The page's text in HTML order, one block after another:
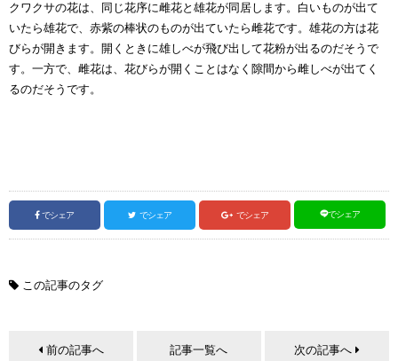
クワクサの花は、同じ花序に雌花と雄花が同居します。白いものが出て
いたら雄花で、赤紫の棒状のものが出ていたら雌花です。雄花の方は花
びらが開きます。開くときに雄しべが飛び出して花粉が出るのだそうで
す。一方で、雌花は、花びらが開くことはなく隙間から雌しべが出てく
るのだそうです。
でシェア でシェア でシェア でシェア
この記事のタグ
前の記事へ 記事一覧へ 次の記事へ